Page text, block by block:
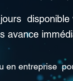
avance
en entreprise